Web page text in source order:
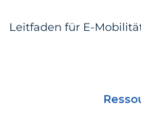
Leitfaden für E-